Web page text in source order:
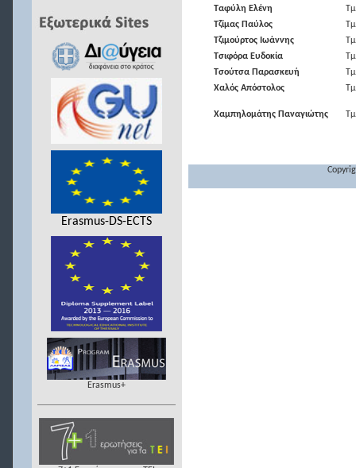
Erasmus-DS-ECTS
Erasmus+
Ταφύλη Ελένη
Τζίμας Παύλος
Τζιμούρτος Ιωάννης
Τσιφόρα Ευδοκία
Τσούτσα Παρασκευή
Χαλός Απόστολος
Χαμπηλομάτης Παναγιώτης